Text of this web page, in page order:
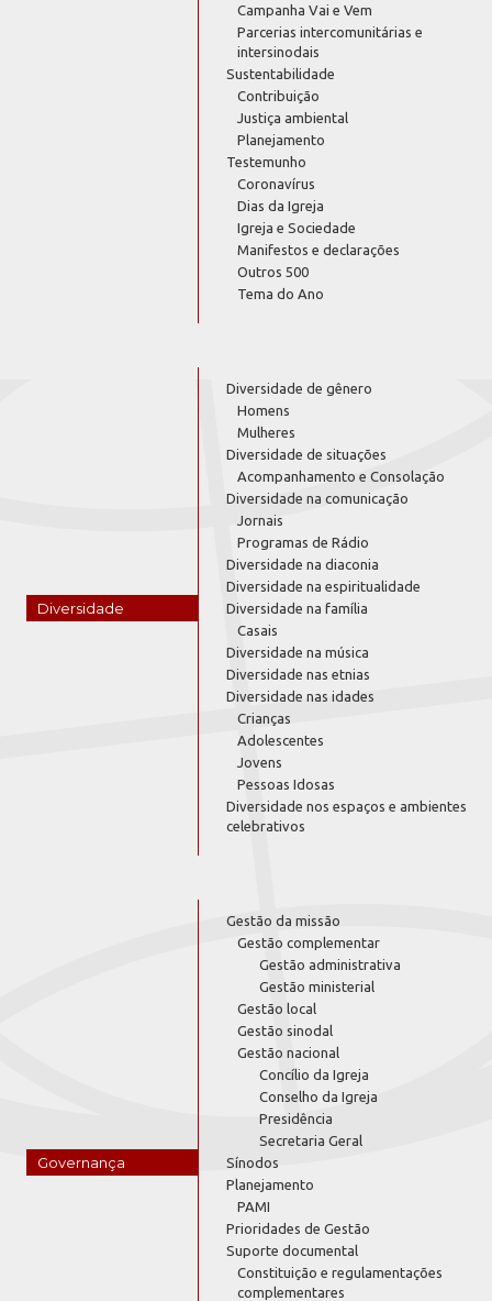
Campanha Vai e Vem
Parcerias intercomunitárias e
intersinodais
Sustentabilidade
Contribuição
Justiça ambiental
Planejamento
Testemunho
Coronavírus
Dias da Igreja
Igreja e Sociedade
Manifestos e declarações
Outros 500
Tema do Ano
Diversidade
Diversidade de gênero
Homens
Mulheres
Diversidade de situações
Acompanhamento e Consolação
Diversidade na comunicação
Jornais
Programas de Rádio
Diversidade na diaconia
Diversidade na espiritualidade
Diversidade na família
Casais
Diversidade na música
Diversidade nas etnias
Diversidade nas idades
Crianças
Adolescentes
Jovens
Pessoas Idosas
Diversidade nos espaços e ambientes
celebrativos
Governança
Gestão da missão
Gestão complementar
Gestão administrativa
Gestão ministerial
Gestão local
Gestão sinodal
Gestão nacional
Concílio da Igreja
Conselho da Igreja
Presidência
Secretaria Geral
Sínodos
Planejamento
PAMI
Prioridades de Gestão
Suporte documental
Constituição e regulamentações
complementares